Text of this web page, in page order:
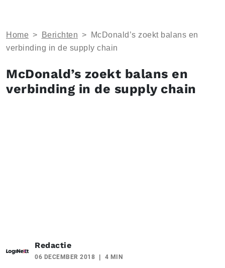
Home > Berichten >
McDonald’s zoekt balans en
verbinding in de supply chain
McDonald’s zoekt balans en
verbinding in de supply chain
Redactie
06 DECEMBER 2018 4 MIN